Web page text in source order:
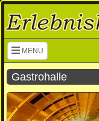
MENU
Navigation überspringen
Gastrohalle